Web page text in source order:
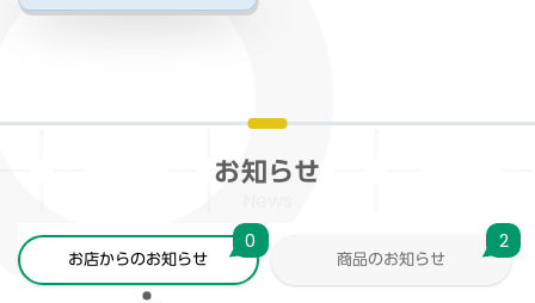
お知らせ
お店からのお知らせ
0
商品のお知らせ
2